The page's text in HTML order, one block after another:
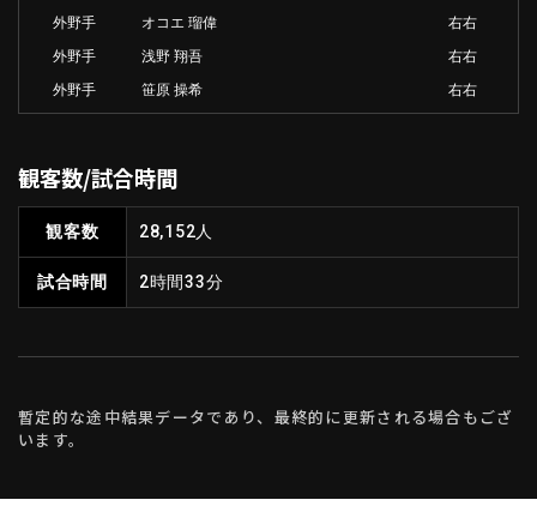
外野手
オコエ 瑠偉
右右
外野手
浅野 翔吾
右右
外野手
笹原 操希 右右
観客数/試合時間
観客数 28,152人
試合時間 2時間33分
暫定的な途中結果データであり、最終的に更新される場合もござ
います。